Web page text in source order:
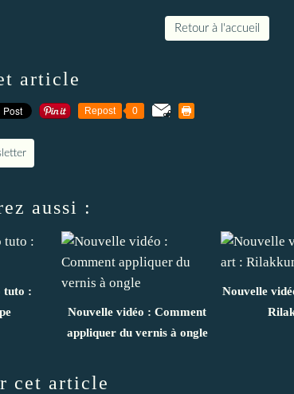
Retour à l'accueil
article
Repost 0
aussi :
tuto :
Nouvelle vidéo : Comment
appliquer du vernis à ongle
Nouvelle
cet article